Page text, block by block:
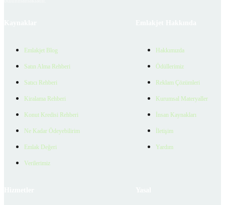
Emlakjet Blog
Satın Alma Rehberi
Satıcı Rehberi
Kiralama Rehberi
Konut Kredisi Rehberi
Ne Kadar Ödeyebilirim
Emlak Değeri
Verilerimiz
Hakkımızda
Ödüllerimiz
Reklam Çözümleri
Kurumsal Materyaller
İnsan Kaynakları
İletişim
Yardım